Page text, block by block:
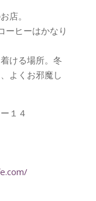
店。
ーヒーはかなり
ける場所。冬
よくお邪魔し
１４